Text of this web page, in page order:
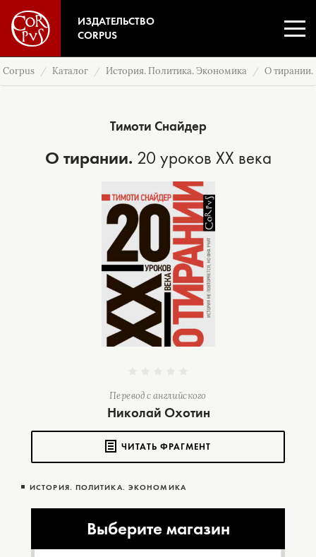
ИЗДАТЕЛЬСТВО
CORPUS
Corpus Каталог История. Политика. Экономика О тирании.
Тимоти Снайдер
О тирании. 20 уроков XX века
Перевод с английского
Николай Охотин
ЧИТАТЬ ФРАГМЕНТ
ИСТОРИЯ. ПОЛИТИКА. ЭКОНОМИКА
Выберите магазин